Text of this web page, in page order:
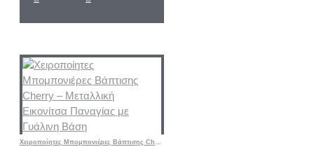
Χειροποίητες Μπομπονιέρες Βάπτισης Cherry – Μεταλλική Εικονίτσα Παναγίας με Γυάλινη Βάση